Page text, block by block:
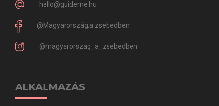
hello@guideme.hu
@Magyarország.a.zsebedben
@magyarorszag_a_zsebedben
ALKALMAZÁS